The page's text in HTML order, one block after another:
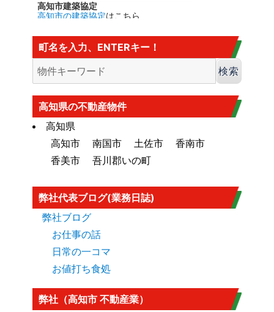
高知市建築協定
高知市の建築協定はこちら
高知市の建法22条区域
はこちら・・・
カヤ葺き、ログハウスはダメ
香南市の海抜
香南市の海抜（標高）
高知市大規模盛土造成地マップ
ら
町名を入力、ENTERキー！
高知県の不動産物件
高知県
高知市
南国市 土佐市
香南市
香美市
吾川郡いの町
弊社代表ブログ(業務日誌)
弊社ブログ
お仕事の話
日常の一コマ
お値打ち食処
弊社（高知市 不動産業）